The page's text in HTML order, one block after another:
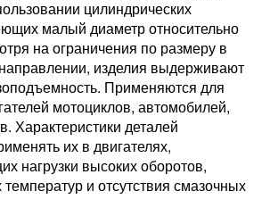
цилиндрических
малый диаметр относительно
на ограничения по размеру в
изделия выдерживают
Применяются для
мотоциклов, автомобилей,
Характеристики деталей
их в двигателях,
нагрузки высоких оборотов,
и отсутствия смазочных